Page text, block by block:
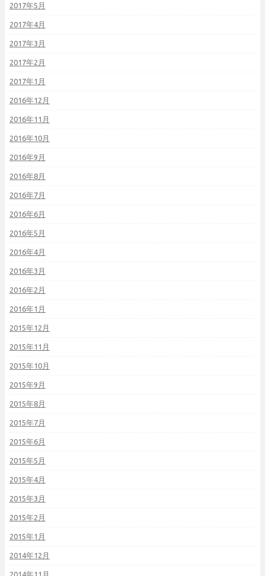
2017年5月
2017年4月
2017年3月
2017年2月
2017年1月
2016年12月
2016年11月
2016年10月
2016年9月
2016年8月
2016年7月
2016年6月
2016年5月
2016年4月
2016年3月
2016年2月
2016年1月
2015年12月
2015年11月
2015年10月
2015年9月
2015年8月
2015年7月
2015年6月
2015年5月
2015年4月
2015年3月
2015年2月
2015年1月
2014年12月
2014年11月